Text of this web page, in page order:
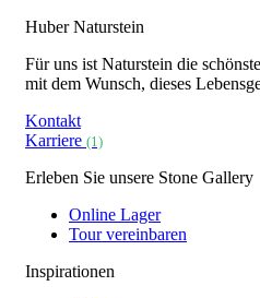
Huber Naturstein
Für uns ist Naturstein die
mit dem Wunsch, dieses
Kontakt
Karriere (1)
Erleben Sie unsere Stone Gallery
Online Lager
Tour vereinbaren
Inspirationen